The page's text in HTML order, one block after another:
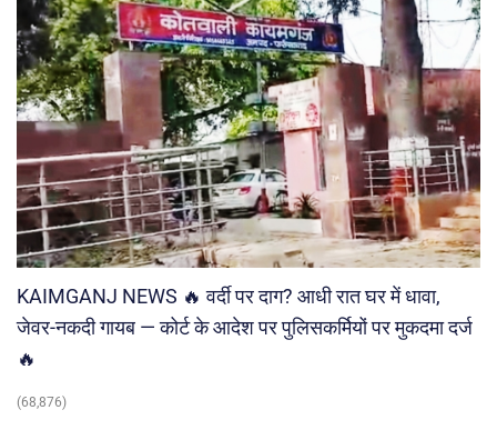
KAIMGANJ NEWS 🔥 वर्दी पर दाग? आधी रात घर में धावा,
जेवर-नकदी गायब — कोर्ट के आदेश पर पुलिसकर्मियों पर मुकदमा दर्ज
🔥
(68,876)